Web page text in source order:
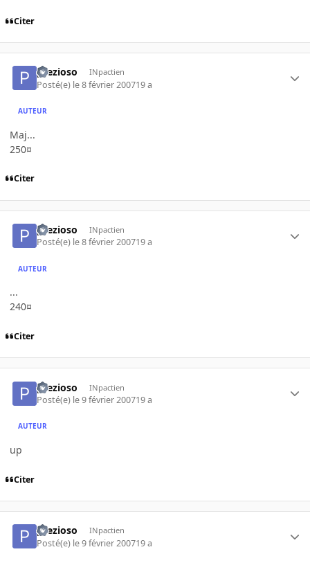
Citer
prezioso INpactien
Posté(e) le 8 février 200719 a
AUTEUR
Maj...
250¤
Citer
prezioso INpactien
Posté(e) le 8 février 200719 a
AUTEUR
...
240¤
Citer
prezioso INpactien
Posté(e) le 9 février 200719 a
AUTEUR
up
Citer
prezioso INpactien
Posté(e) le 9 février 200719 a